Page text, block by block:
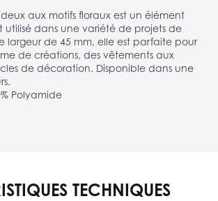
aux motifs floraux est un élément
dans une variété de projets de
largeur de 45 mm, elle est parfaite pour
de créations, des vêtements aux
de décoration. Disponible dans une
Polyamide
TECHNIQUES